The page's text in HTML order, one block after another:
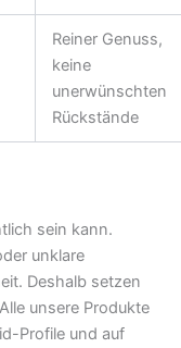
Reiner Genuss,
keine
unerwünschten
Rückstände
sein kann.
unklare
Deshalb setzen
unsere Produkte
Profile und auf